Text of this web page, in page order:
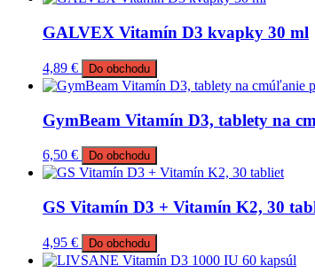
GALVEX Vitamín D3 kvapky 30 ml
4,89 € Do obchodu
GymBeam Vitamín D3, tablety na
6,50 € Do obchodu
GS Vitamín D3 + Vitamín K2, 30
4,95 € Do obchodu